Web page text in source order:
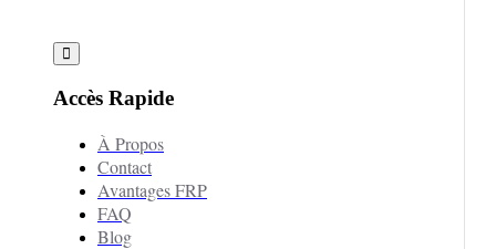
Accès Rapide
À Propos
Contact
Avantages FRP
FAQ
Blog